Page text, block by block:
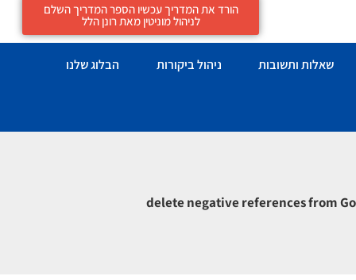
הורד את המדריך עכשיו הספר המדריך השלם
לניהול מוניטין מאת רונן הלל
שאלות ותשובות ניהול ביקורות הבלוג שלנו
delete negative references from